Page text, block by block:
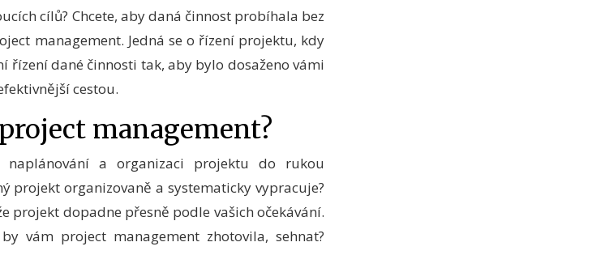
cílů? Chcete, aby daná činnost probíhala bez
management. Jedná se o řízení projektu, kdy
dané činnosti tak, aby bylo dosaženo vámi
cestou.
management?
a organizaci projektu do rukou
projekt organizovaně a systematicky vypracuje?
projekt dopadne přesně podle vašich očekávání.
vám project managementzhotovila, sehnat?